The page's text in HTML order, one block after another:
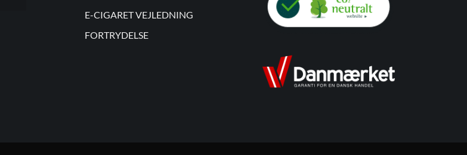
E-CIGARET VEJLEDNING
FORTRYDELSE